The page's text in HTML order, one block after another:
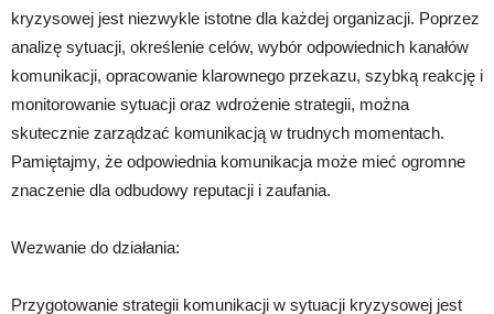
kryzysowej jest niezwykle istotne dla każdej organizacji. Poprzez
analizę sytuacji, określenie celów, wybór odpowiednich kanałów
komunikacji, opracowanie klarownego przekazu, szybką reakcję i
monitorowanie sytuacji oraz wdrożenie strategii, można
skutecznie zarządzać komunikacją w trudnych momentach.
Pamiętajmy, że odpowiednia komunikacja może mieć ogromne
znaczenie dla odbudowy reputacji i zaufania.
Wezwanie do działania:
Przygotowanie strategii komunikacji w sytuacji kryzysowej jest